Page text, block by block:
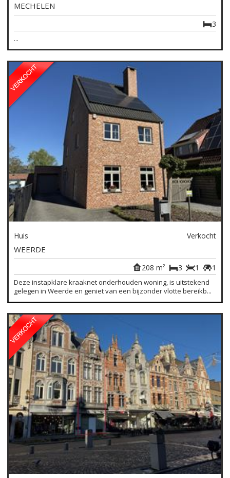
MECHELEN
3
...
Huis Verkocht
WEERDE
1
1
3
208 m²
Deze instapklare kraaknet onderhouden woning, is uitstekend
gelegen in Weerde en geniet van een bijzonder vlotte bereikb...